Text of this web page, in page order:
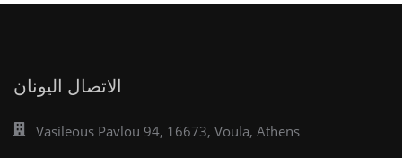
الاتصال اليونان
Vasileous Pavlou 94, 16673, Voula, Athens